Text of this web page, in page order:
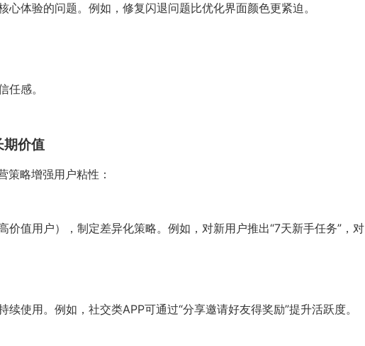
体验的问题。例如，修复闪退问题比优化界面颜色更紧迫。
感。
期价值
策略增强用户粘性：
值用户），制定差异化策略。例如，对新用户推出“7天新手任务”，对
使用。例如，社交类APP可通过“分享邀请好友得奖励”提升活跃度。